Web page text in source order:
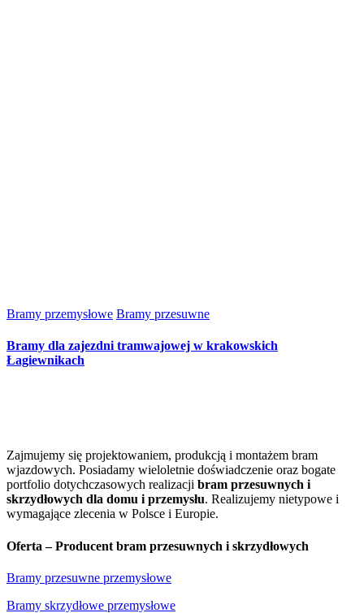
Bramy przemysłowe Bramy przesuwne
Bramy dla zajezdni tramwajowej w krakowskich
Łagiewnikach
Zajmujemy się projektowaniem, produkcją i montażem bram
wjazdowych. Posiadamy wieloletnie doświadczenie oraz bogate
portfolio dotychczasowych realizacji bram przesuwnych i
skrzydłowych dla domu i przemysłu. Realizujemy nietypowe i
wymagające zlecenia w Polsce i Europie.
Oferta – Producent bram przesuwnych i skrzydłowych
Bramy przesuwne przemysłowe
Bramy skrzydłowe przemysłowe